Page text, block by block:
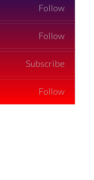
Follow
Follow
Subscribe
Follow